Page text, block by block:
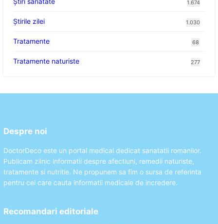
1.674
Știrile zilei 1.030
Tratamente 68
Tratamente naturiste 277
Despre noi
DoctorDeco este un portal medical dedicat sanatatii romanilor.
Publicam zilnic informatii despre afectiuni, remedii naturiste,
tratamente si nutritie. Ne propunem sa fim o sursa de referinta
pentru cei care cauta informatii medicale de incredere.
Recomandari editoriale